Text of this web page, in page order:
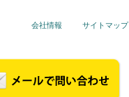
会社情報 サイトマップ